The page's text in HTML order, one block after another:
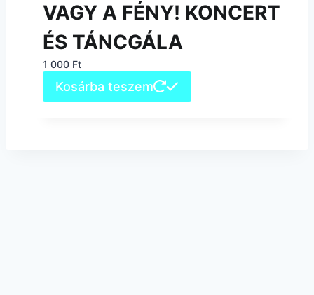
VAGY A FÉNY! KONCERT
ÉS TÁNCGÁLA
1 000 Ft
Kosárba teszem